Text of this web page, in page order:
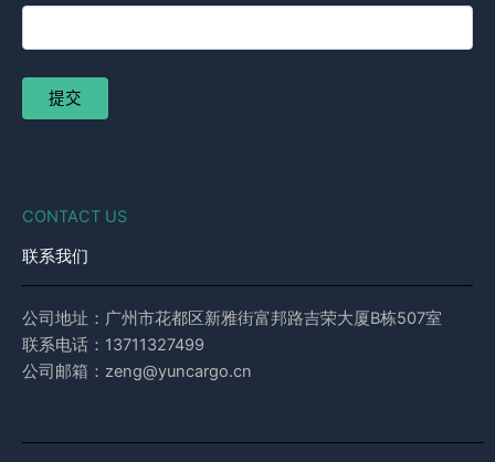
CONTACT US
联系我们
公司地址：广州市花都区新雅街富邦路吉荣大厦B栋507室
联系电话：13711327499
公司邮箱：zeng@yuncargo.cn